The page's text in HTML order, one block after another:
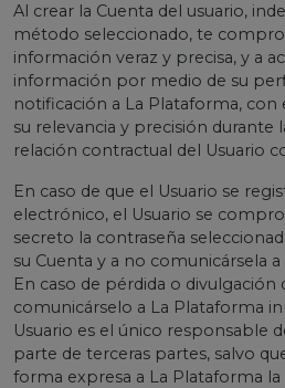
Al crear la Cuenta del usuario,
método seleccionado, te
información veraz y precisa, y a
información por medio de su
notificación a La Plataforma,
su relevancia y precisión durante
relación contractual del Usuario
En caso de que el Usuario se
electrónico, el Usuario se
secreto la contraseña
su Cuenta y a no comunicársela
En caso de pérdida o divulgación
comunicárselo a La Plataforma
Usuario es el único responsable
parte de terceras partes, salvo
forma expresa a La Plataforma la